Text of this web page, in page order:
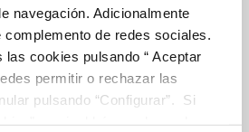
navegación. Adicionalmente
de redes sociales.
las cookies pulsando “ Aceptar
permitir o rechazar las
pulsando “Configurar”. Si